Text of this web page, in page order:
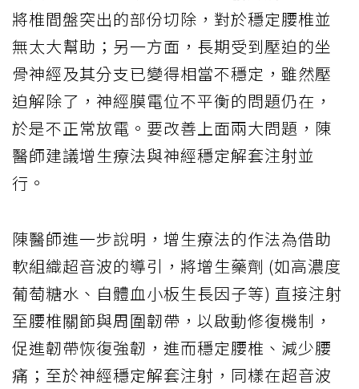
將椎間盤突出的部份切除，對於穩定腰椎並
無太大幫助；另一方面，長期受到壓迫的坐
骨神經及其分支已變得相當不穩定，雖然壓
迫解除了，神經膜電位不平衡的問題仍在，
於是不正常放電。要改善上面兩大問題，陳
醫師建議增生療法與神經穩定解套注射並
行。
陳醫師進一步說明，增生療法的作法為借助
軟組織超音波的導引，將增生藥劑 (如高濃度
葡萄糖水、自體血小板生長因子等) 直接注射
至腰椎關節與周圍韌帶，以啟動修復機制，
促進韌帶恢復強韌，進而穩定腰椎、減少腰
痛；至於神經穩定解套注射，同樣在超音波